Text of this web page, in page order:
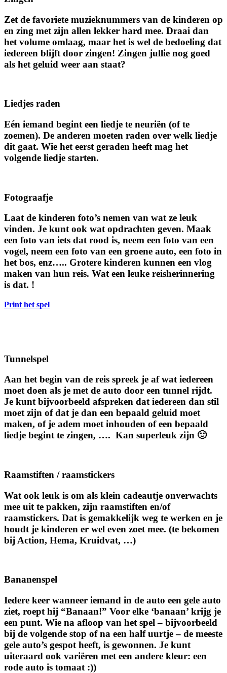
Zet de favoriete muzieknummers van de kinderen op
en zing met zijn allen lekker hard mee. Draai dan
het volume omlaag, maar het is wel de bedoeling dat
iedereen blijft door zingen! Zingen jullie nog goed
als het geluid weer aan staat?
Liedjes raden
Eén iemand begint een liedje te neuriën (of te
zoemen). De anderen moeten raden over welk liedje
dit gaat. Wie het eerst geraden heeft mag het
volgende liedje starten.
Fotograafje
Laat de kinderen foto’s nemen van wat ze leuk
vinden. Je kunt ook wat opdrachten geven. Maak
een foto van iets dat rood is, neem een foto van een
vogel, neem een foto van een groene auto, een foto in
het bos, enz….. Grotere kinderen kunnen een vlog
maken van hun reis. Wat een leuke reisherinnering
is dat. !
Print het spel
Tunnelspel
Aan het begin van de reis spreek je af wat iedereen
moet doen als je met de auto door een tunnel rijdt.
Je kunt bijvoorbeeld afspreken dat iedereen dan stil
moet zijn of dat je dan een bepaald geluid moet
maken, of je adem moet inhouden of een bepaald
liedje begint te zingen, …. Kan superleuk zijn 🙂
Raamstiften / raamstickers
Wat ook leuk is om als klein cadeautje onverwachts
mee uit te pakken, zijn raamstiften en/of
raamstickers. Dat is gemakkelijk weg te werken en je
houdt je kinderen er wel even zoet mee. (te bekomen
bij Action, Hema, Kruidvat, …)
Bananenspel
Iedere keer wanneer iemand in de auto een gele auto
ziet, roept hij “Banaan!” Voor elke ‘banaan’ krijg je
een punt. Wie na afloop van het spel – bijvoorbeeld
bij de volgende stop of na een half uurtje – de meeste
gele auto’s gespot heeft, is gewonnen. Je kunt
uiteraard ook variëren met een andere kleur: een
rode auto is tomaat :))